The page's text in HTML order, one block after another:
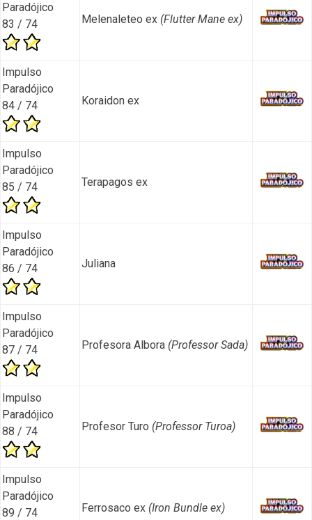
Paradójico
83 / 74
Melenaleteo ex (Flutter Mane ex)
Impulso
Paradójico
84 / 74
Koraidon ex
Impulso
Paradójico
85 / 74
Terapagos ex
Impulso
Paradójico
86 / 74
Juliana
Impulso
Paradójico
87 / 74
Profesora Albora (Professor Sada)
Impulso
Paradójico
88 / 74
Profesor Turo (Professor Turoa)
Impulso
Paradójico
89 / 74
Ferrosaco ex (Iron Bundle ex)